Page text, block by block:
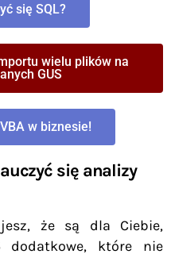
się SQL?
wielu plików na
GUS
w biznesie!
się analizy
że są dla Ciebie,
dodatkowe, które nie